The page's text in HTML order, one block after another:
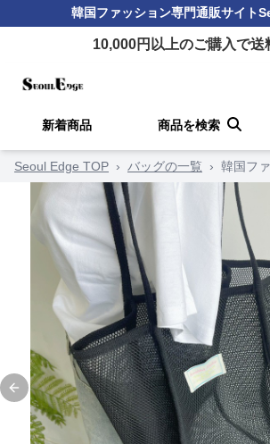
韓国ファッション専門通販サイト
10,000円以上のご購入で送
新着商品 商品を検索
Seoul Edge TOP › バッグの一覧 › 韓国フ
Previous slide